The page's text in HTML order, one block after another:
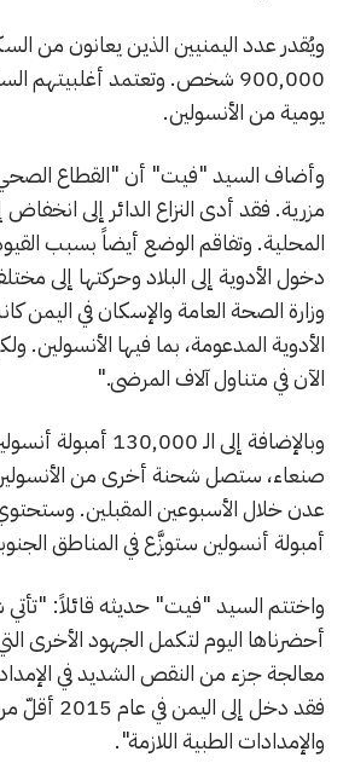
ويُقدر عدد اليمنيين الذين يعانون من
900,000 شخص. وتعتمد
يومية من الأنسولين.
وأضاف السيد "فيت" أن "القطاع الصحي
مزرية. فقد أدى النزاع الدائر إلى انخفاض
المحلية. وتفاقم الوضع أيضاً بسبب
دخول الأدوية إلى البلاد وحركتها إلى
وزارة الصحة العامة والإسكان في اليمن
الأدوية المدعومة، بما فيها الأنسولين.
الآن في متناول آلاف المرضى."
وبالإضافة إلى الـ
صنعاء، ستصل شحنة أخرى من
أمبولة أنسولين ستوزَّع في المناطق
واختتم السيد "فيت" حديثه قائلاً: "تأتي
أحضرناها اليوم لتكمل الجهود الأخرى
معالجة جزء من النقص الشديد في
والإمدادات الطبية اللازمة".